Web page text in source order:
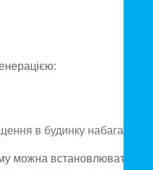
в будинку набагато
можна встановлювати як у